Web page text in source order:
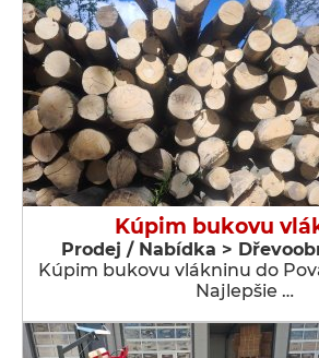
Kúpim bukovu
Prodej / Nabídka >
Kúpim bukovu vlákninu do
Najlepšie …